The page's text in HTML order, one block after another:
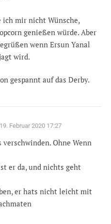
ich mir nicht Wünsche,
genießen würde. Aber
wenn Ersun Yanal
wird.
gespannt auf das Derby.
19. Februar 2020 17:27
verschwinden. Ohne Wenn
er da, und nichts geht
er hats nicht leicht mit